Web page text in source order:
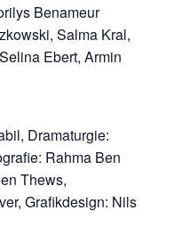
Benameur
Salma Kral,
Ebert, Armin
Dramaturgie:
Rahma Ben
Thews,
Grafikdesign: Nils